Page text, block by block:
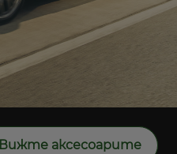
Вижте аксесоарите